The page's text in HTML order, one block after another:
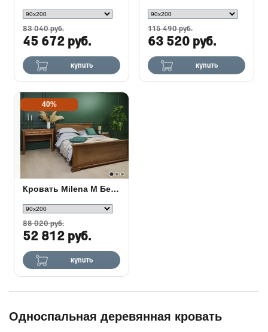
83 040 руб.
45 672 руб.
купить
115 490 руб.
63 520 руб.
купить
40%
Кровать Milena М Береза
88 020 руб.
52 812 руб.
купить
Односпальная деревянная кровать